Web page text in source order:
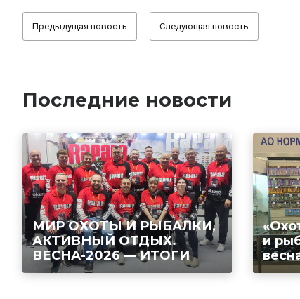
Предыдущая новость Следующая новость
Последние новости
МИР ОХОТЫ И РЫБАЛКИ,
АКТИВНЫЙ ОТДЫХ.
ВЕСНА-2026 — ИТОГИ
и